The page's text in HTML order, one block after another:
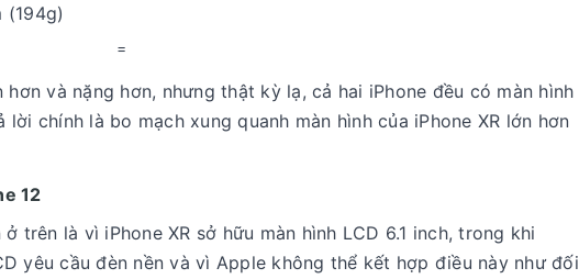
(194g)
và nặng hơn, nhưng thật kỳ lạ, cả hai iPhone đều có màn hình
chính là bo mạch xung quanh màn hình của iPhone XR lớn hơn
12
trên là vì iPhone XR sở hữu màn hình LCD 6.1 inch, trong khi
yêu cầu đèn nền và vì Apple không thể kết hợp điều này như đối